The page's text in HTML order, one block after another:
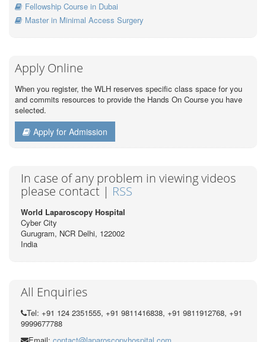
Fellowship Course in Dubai
Master in Minimal Access Surgery
Apply Online
When you register, the WLH reserves specific class space for you
and commits resources to provide the Hands On Course you have
selected.
Apply for Admission
In case of any problem in viewing videos
please contact | RSS
World Laparoscopy Hospital
Cyber City
Gurugram, NCR Delhi, 122002
India
All Enquiries
Tel: +91 124 2351555, +91 9811416838, +91 9811912768, +91
9999677788